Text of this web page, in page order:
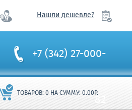
Нашли дешевле?
+7 (342) 27-000-
82
ТОВАРОВ:0 НА СУММУ:0.00Р.